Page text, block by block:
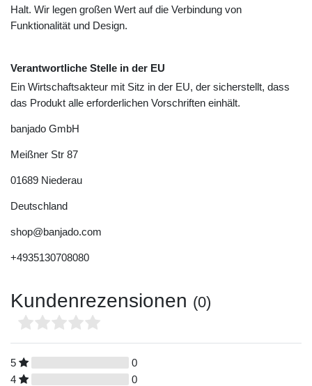
Halt. Wir legen großen Wert auf die Verbindung von
Funktionalität und Design.
Verantwortliche Stelle in der EU
Ein Wirtschaftsakteur mit Sitz in der EU, der sicherstellt, dass
das Produkt alle erforderlichen Vorschriften einhält.
banjado GmbH
Meißner Str 87
01689 Niederau
Deutschland
shop@banjado.com
+4935130708080
Kundenrezensionen (0)
5
0
4
0